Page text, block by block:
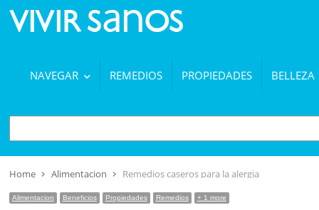
NAVEGAR REMEDIOS PROPIEDADES BELLEZA
BUSCAR
Home Alimentacion Remedios caseros para la alergia
Alimentacion Beneficios Propiedades Remedios + 1 more